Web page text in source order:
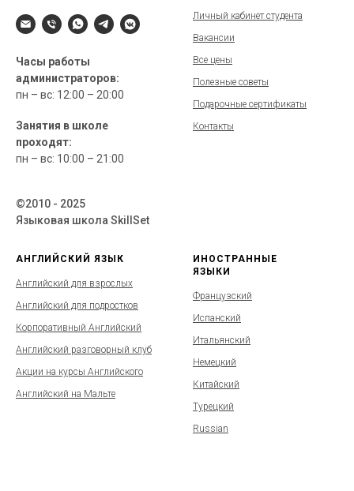
Часы работы
администраторов:
пн – вс: 12:00 – 20:00
Занятия в школе
проходят:
пн – вс: 10:00 – 21:00
©2010 - 2025
Языковая школа SkillSet
Личный кабинет студента
Вакансии
Все цены
Полезные советы
Подарочные сертификаты
Контакты
АНГЛИЙСКИЙ ЯЗЫК
Английский для взрослых
Английский для подростков
Корпоративный Английский
Английский разговорный клуб
Акции на курсы Английского
Английский на Мальте
ИНОСТРАННЫЕ
ЯЗЫКИ
Французский
Испанский
Итальянский
Немецкий
Китайский
Турецкий
Russian